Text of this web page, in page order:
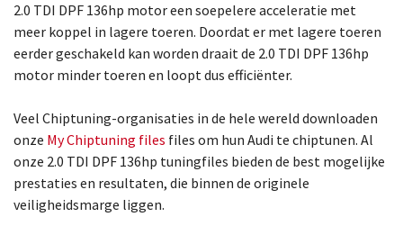
2.0 TDI DPF 136hp motor een soepelere acceleratie met
meer koppel in lagere toeren. Doordat er met lagere toeren
eerder geschakeld kan worden draait de 2.0 TDI DPF 136hp
motor minder toeren en loopt dus efficiënter.
Veel Chiptuning-organisaties in de hele wereld downloaden
onze My Chiptuning files files om hun Audi te chiptunen. Al
onze 2.0 TDI DPF 136hp tuningfiles bieden de best mogelijke
prestaties en resultaten, die binnen de originele
veiligheidsmarge liggen.